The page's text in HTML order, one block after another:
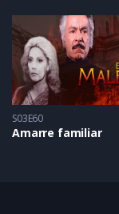
S03E60
Amarre familiar